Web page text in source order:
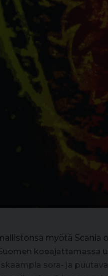
myötä Scania
koeajattamassa
sora- ja